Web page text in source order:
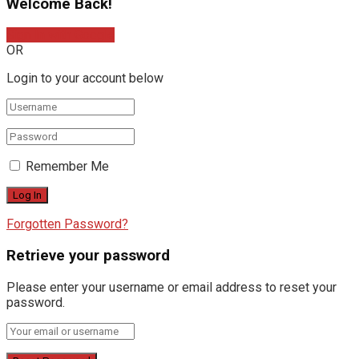
Welcome Back!
OR
Login to your account below
Remember Me
Forgotten Password?
Retrieve your password
Please enter your username or email address to reset your
password.